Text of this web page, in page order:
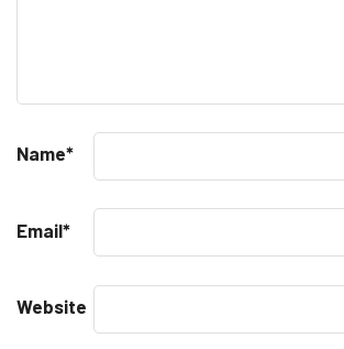
Name*
Email*
Website